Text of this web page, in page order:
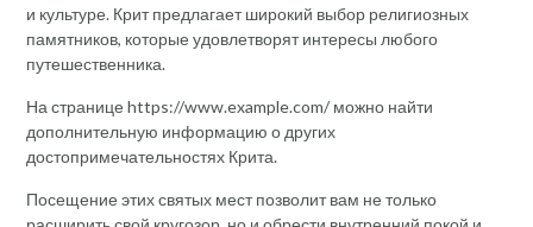
и культуре. Крит предлагает широкий выбор религиозных
памятников, которые удовлетворят интересы любого
путешественника.
На странице https://www.example.com/ можно найти
дополнительную информацию о других
достопримечательностях Крита.
Посещение этих святых мест позволит вам не только